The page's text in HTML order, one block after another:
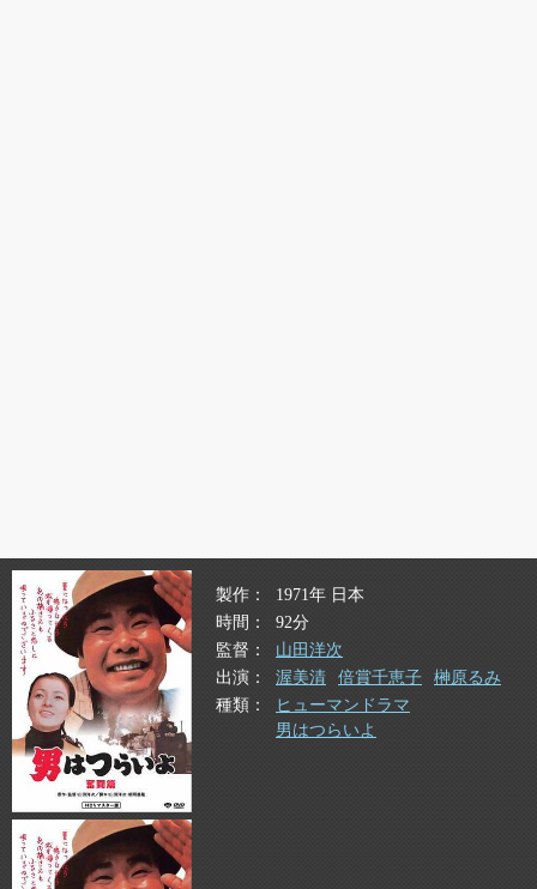
製作
1971年 日本
時間
92分
監督
山田洋次
出演
渥美清 倍賞千恵子
榊原るみ
種類
ヒューマンドラマ
男はつらいよ